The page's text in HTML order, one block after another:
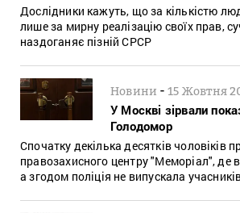
Дослідники кажуть, що за кількістю
лише за мирну реалізацію своїх прав,
наздоганяє пізній СРСР
Новини -15 Жовтня
У Москві зірвали
Голодомор
Спочатку декілька десятків чоловіків
правозахисного центру "Меморіал", де
а згодом поліція не випускала